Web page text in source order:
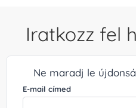
Iratkozz fel
Ne maradj le
E-mail címed